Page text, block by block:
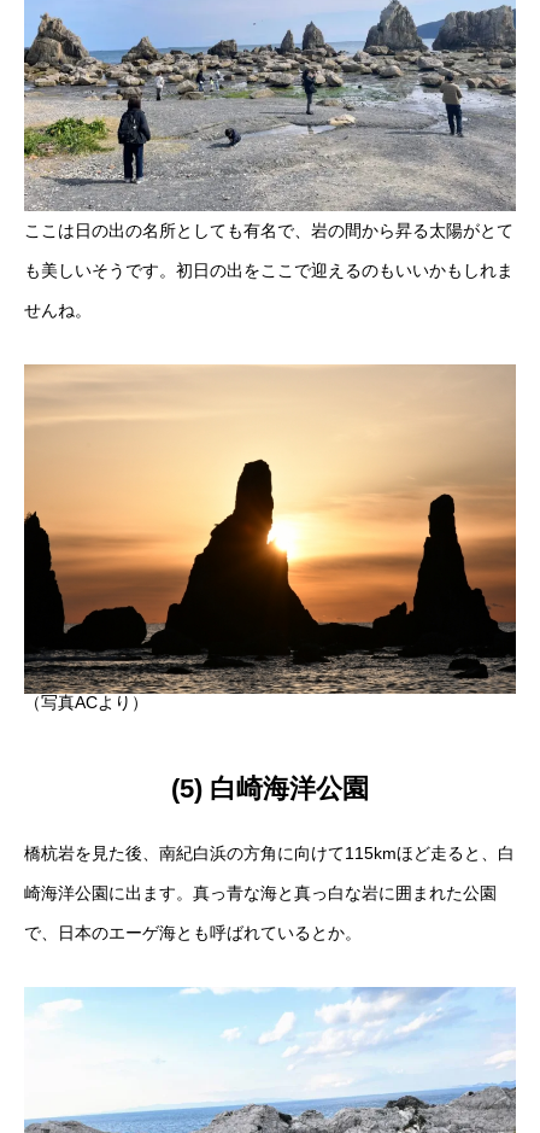
ここは日の出の名所としても有名で、岩の間から昇る太陽がとて
も美しいそうです。初日の出をここで迎えるのもいいかもしれま
せんね。
（写真ACより）
(5) 白崎海洋公園
橋杭岩を見た後、南紀白浜の方角に向けて115kmほど走ると、白
崎海洋公園に出ます。真っ青な海と真っ白な岩に囲まれた公園
で、日本のエーゲ海とも呼ばれているとか。